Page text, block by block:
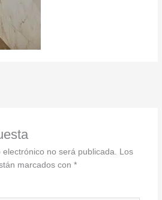
no será publicada. Los
marcados con *